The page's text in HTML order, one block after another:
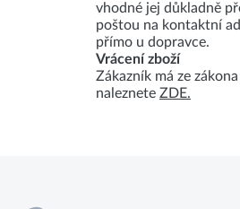
vhodné jej důkladně
poštou na kontaktní
přímo u dopravce.
Vrácení zboží
Zákazník má ze
naleznete ZDE.